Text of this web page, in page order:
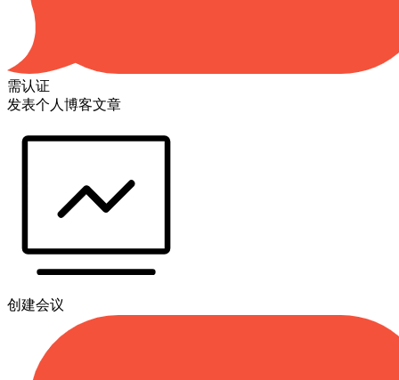
需认证
发表个人博客文章
创建会议